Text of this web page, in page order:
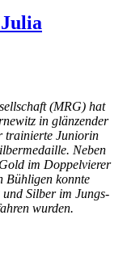
(MRG) hat
in glänzender
trainierte Juniorin
Neben
im Doppelvierer
Bühligen konnte
Silber im Jungs-
wurden.